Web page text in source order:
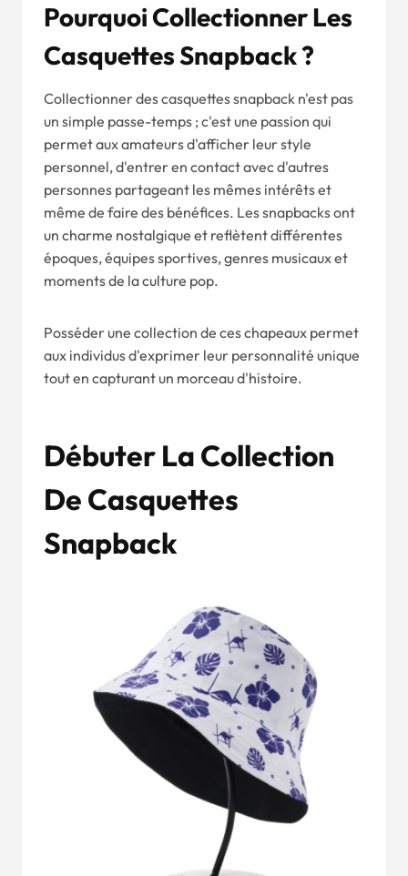
Pourquoi Collectionner Les
Casquettes Snapback ?
Collectionner des casquettes snapback n'est pas
un simple passe-temps ; c'est une passion qui
permet aux amateurs d'afficher leur style
personnel, d'entrer en contact avec d'autres
personnes partageant les mêmes intérêts et
même de faire des bénéfices. Les snapbacks ont
un charme nostalgique et reflètent différentes
époques, équipes sportives, genres musicaux et
moments de la culture pop.
Posséder une collection de ces chapeaux permet
aux individus d'exprimer leur personnalité unique
tout en capturant un morceau d'histoire.
Débuter La Collection
De Casquettes
Snapback